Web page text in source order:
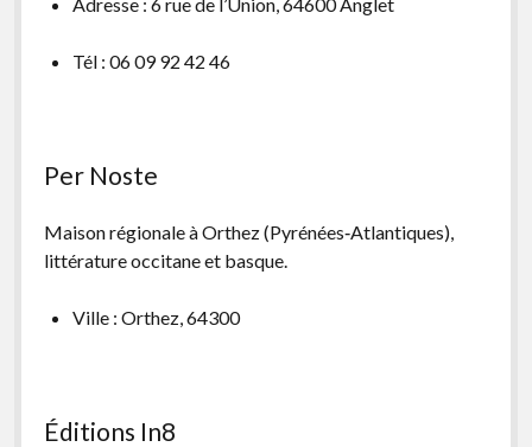
Tél : 06 09 92 42 46
Per Noste
Maison régionale à Orthez (Pyrénées‑Atlantiques),
littérature occitane et basque.
Ville : Orthez, 64300
Éditions In8